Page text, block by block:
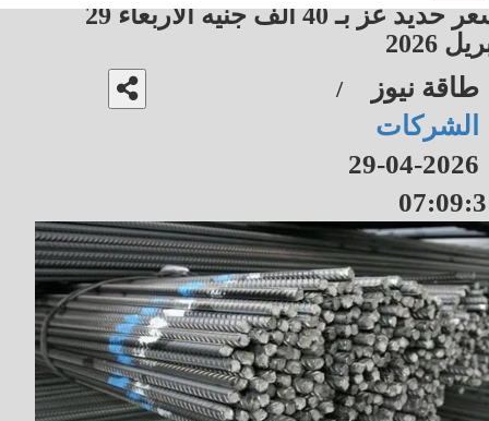
سعر حديد عز بـ 40 ألف جنيه الأربعاء 29
2026
طاقة نيوز /
الشركات
2026-04-29